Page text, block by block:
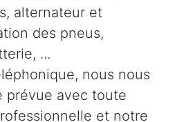
alternateur et
des pneus,
...
nous nous
prévue avec toute
et notre